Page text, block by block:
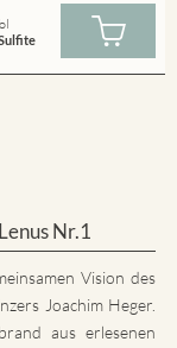
Nr.1
Vision des
Joachim Heger.
aus erlesenen